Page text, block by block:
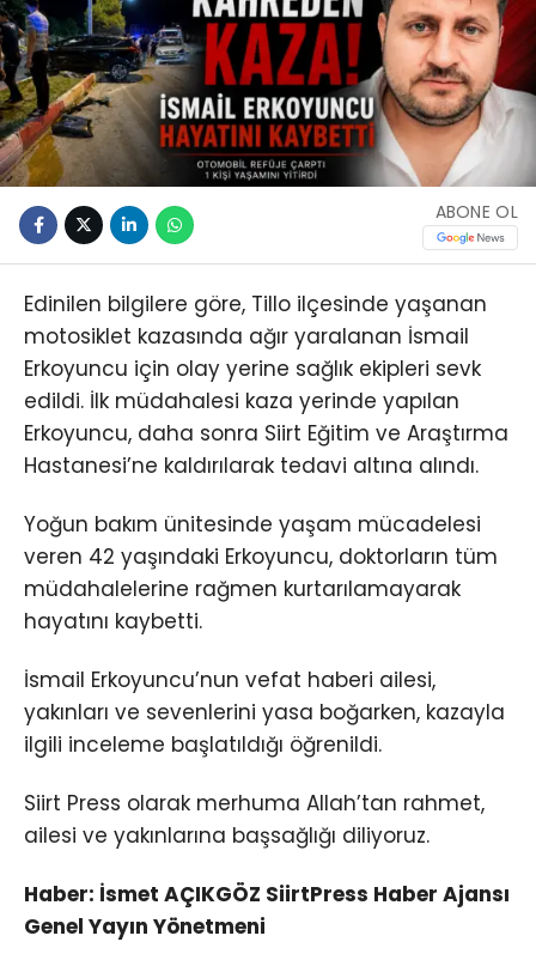
ABONE OL
Edinilen bilgilere göre, Tillo ilçesinde yaşanan
motosiklet kazasında ağır yaralanan İsmail
Erkoyuncu için olay yerine sağlık ekipleri sevk
edildi. İlk müdahalesi kaza yerinde yapılan
Erkoyuncu, daha sonra Siirt Eğitim ve Araştırma
Hastanesi’ne kaldırılarak tedavi altına alındı.
Yoğun bakım ünitesinde yaşam mücadelesi
veren 42 yaşındaki Erkoyuncu, doktorların tüm
müdahalelerine rağmen kurtarılamayarak
hayatını kaybetti.
İsmail Erkoyuncu’nun vefat haberi ailesi,
yakınları ve sevenlerini yasa boğarken, kazayla
ilgili inceleme başlatıldığı öğrenildi.
Siirt Press olarak merhuma Allah’tan rahmet,
ailesi ve yakınlarına başsağlığı diliyoruz.
Haber: İsmet AÇIKGÖZ SiirtPress Haber Ajansı
Genel Yayın Yönetmeni